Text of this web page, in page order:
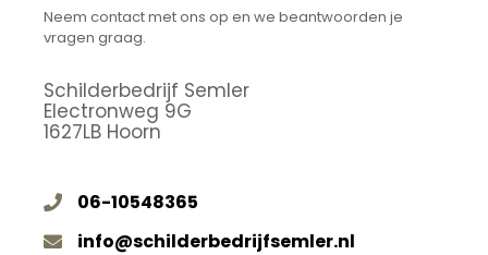
Neem contact met ons op en we beantwoorden je
vragen graag.
Schilderbedrijf Semler
Electronweg 9G
1627LB Hoorn
06-10548365
info@schilderbedrijfsemler.nl